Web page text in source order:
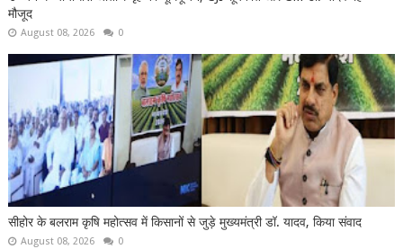
मौजूद
August 08, 2026 0
सीहोर के बलराम कृषि महोत्सव में किसानों से जुड़े मुख्यमंत्री डॉ. यादव, किया संवाद
August 08, 2026 0